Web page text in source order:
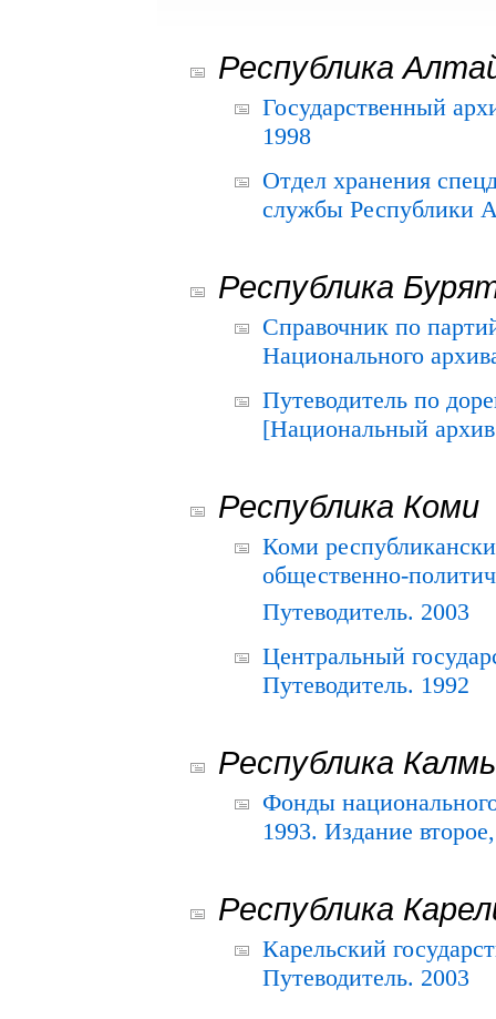
Республика
Государственный
1998
Отдел хранения
службы Республики
Республика
Справочник по
Национального
Путеводитель по
[Национальный
Республика Коми
Коми
общественно-
Путеводитель. 2003
Центральный
Путеводитель. 1992
Республика
Фонды
1993. Издание
Республика
Карельский
Путеводитель. 2003